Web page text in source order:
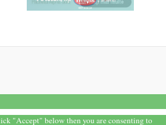
"Accept" below then you are consenting to